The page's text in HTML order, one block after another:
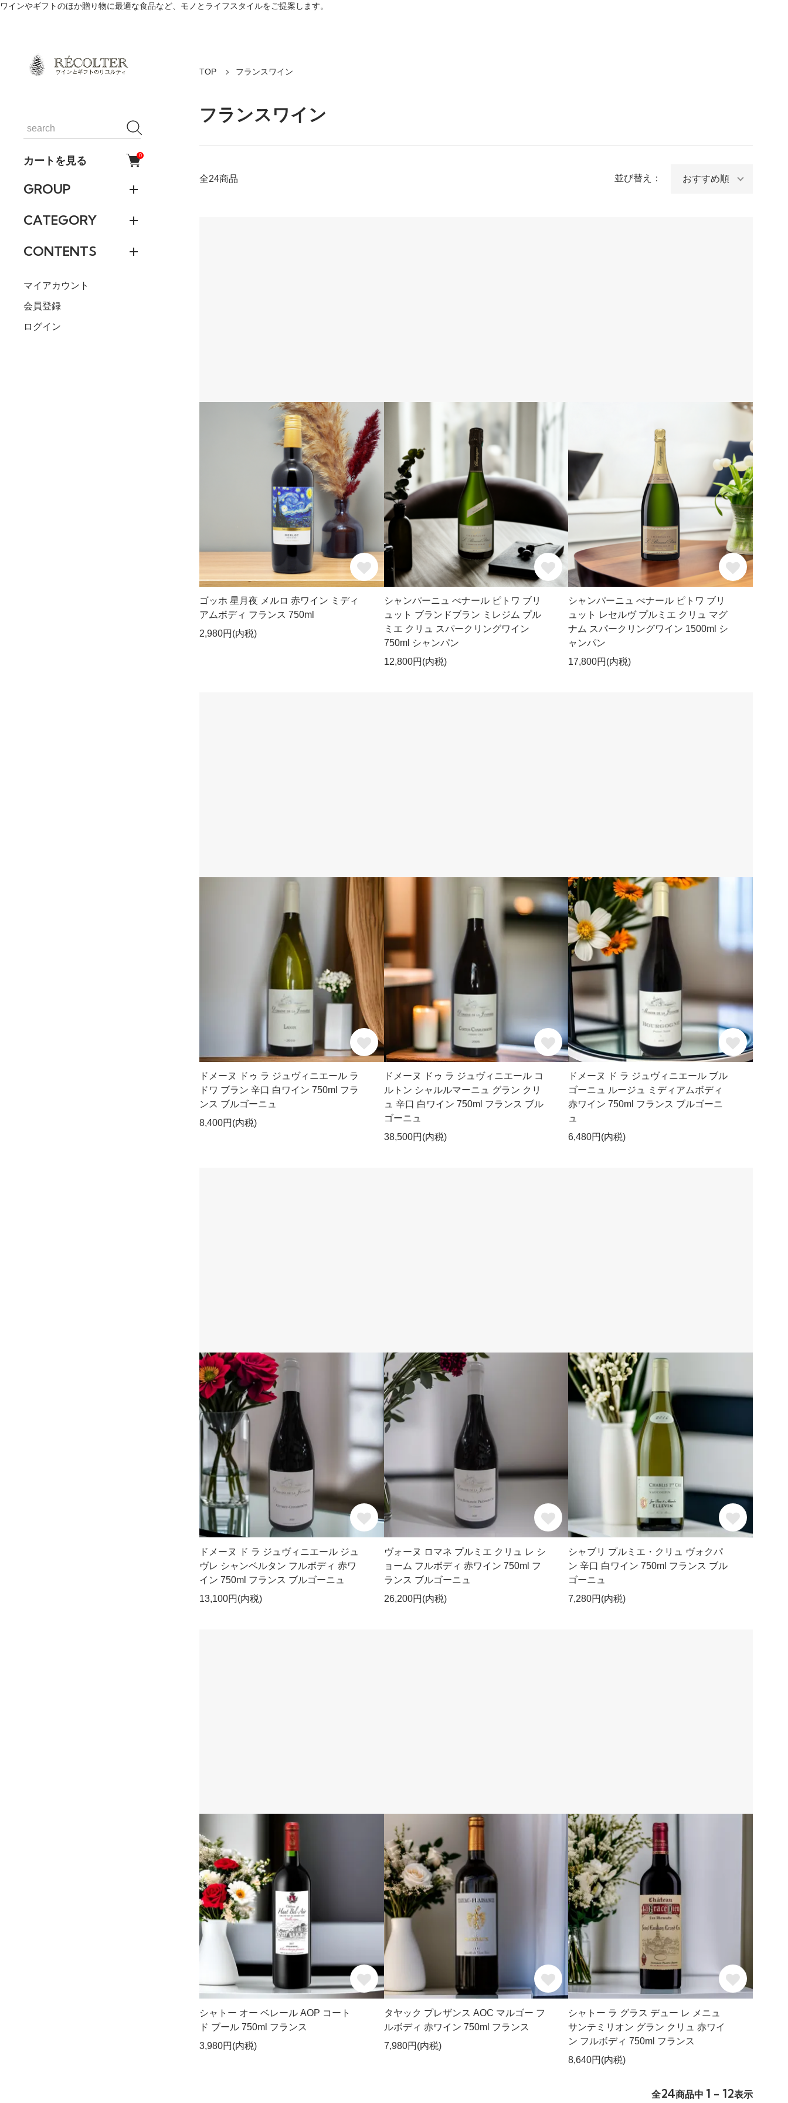
ワインやギフトのほか贈り物に最適な食品など、モノとライフスタイルをご提案します。
カートを見る 0
GROUP
CATEGORY
CONTENTS
マイアカウント
会員登録
ログイン
TOP フランスワイン
フランスワイン
全24商品 並び替え：
ゴッホ 星月夜 メルロ 赤ワイン ミディ
アムボディ フランス 750ml
2,980円(内税)
シャンパーニュ べナール ピトワ ブリ
ュット ブランドブラン ミレジム プル
ミエ クリュ スパークリングワイン
750ml シャンパン
12,800円(内税)
シャンパーニュ べナール ピトワ ブリ
ュット レセルヴ プルミエ クリュ マグ
ナム スパークリングワイン 1500ml シ
ャンパン
17,800円(内税)
ドメーヌ ドゥ ラ ジュヴィニエール ラ
ドワ ブラン 辛口 白ワイン 750ml フラ
ンス ブルゴーニュ
8,400円(内税)
ドメーヌ ドゥ ラ ジュヴィニエール コ
ルトン シャルルマーニュ グラン クリ
ュ 辛口 白ワイン 750ml フランス ブル
ゴーニュ
38,500円(内税)
ドメーヌ ド ラ ジュヴィニエール ブル
ゴーニュ ルージュ ミディアムボディ
赤ワイン 750ml フランス ブルゴーニ
ュ
6,480円(内税)
ドメーヌ ド ラ ジュヴィニエール ジュ
ヴレ シャンベルタン フルボディ 赤ワ
イン 750ml フランス ブルゴーニュ
13,100円(内税)
ヴォーヌ ロマネ プルミエ クリュ レ シ
ョーム フルボディ 赤ワイン 750ml フ
ランス ブルゴーニュ
26,200円(内税)
シャブリ プルミエ・クリュ ヴォクパ
ン 辛口 白ワイン 750ml フランス ブル
ゴーニュ
7,280円(内税)
シャトー オー ベレール AOP コート
ド ブール 750ml フランス
3,980円(内税)
タヤック プレザンス AOC マルゴー フ
ルボディ 赤ワイン 750ml フランス
7,980円(内税)
シャトー ラ グラス デュー レ メニュ
サンテミリオン グラン クリュ 赤ワイ
ン フルボディ 750ml フランス
8,640円(内税)
全24商品中 1 - 12表示